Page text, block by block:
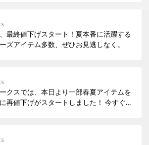
最終値下げスタート！夏本番に活躍する
ズアイテム多数、ぜひお見逃しなく。
クスでは、本日より一部春夏アイテムを
再値下げがスタートしました！ 今すぐ履